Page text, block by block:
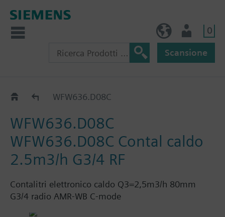
0
Scansione
WF.636..WFW636.D08C
WFW636.D08C
WFW636.D08C Contal caldo
2.5m3/h G3/4 RF
Contalitri elettronico caldo Q3=2,5m3/h 80mm
G3/4 radio AMR-WB C-mode